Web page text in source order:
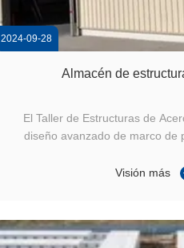
2024-09-28
Almacén de
El Taller de Estructuras de
diseño avanzado de marco de
estructura es ideal para
Visión más